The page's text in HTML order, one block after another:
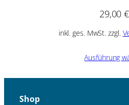
29,00€
inkl. ges. MwSt. zzgl.
Ausführung
Shop